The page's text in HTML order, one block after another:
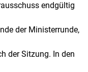
endgültig
der Ministerrunde,
der Sitzung. In den